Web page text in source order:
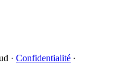
· Confidentialité ∙